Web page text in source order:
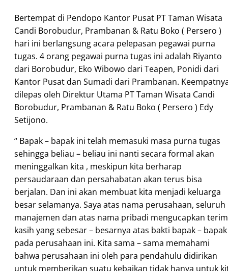
Bertempat di Pendopo Kantor Pusat PT Taman Wisata
Candi Borobudur, Prambanan & Ratu Boko ( Persero )
hari ini berlangsung acara pelepasan pegawai purna
tugas. 4 orang pegawai purna tugas ini adalah Riyanto
dari Borobudur, Eko Wibowo dari Teapen, Ponidi dari
Kantor Pusat dan Sumadi dari Prambanan.
dilepas oleh Direktur Utama PT Taman Wisata Candi
Borobudur, Prambanan & Ratu Boko ( Persero ) Edy
Setijono.
“ Bapak – bapak ini telah memasuki masa purna tugas
sehingga beliau – beliau ini nanti secara formal akan
meninggalkan kita , meskipun kita berharap
persaudaraan dan persahabatan akan terus bisa
berjalan. Dan ini akan membuat kita menjadi keluarga
besar selamanya. Saya atas nama perusahaan, seluruh
manajemen dan atas nama pribadi mengucapkan
kasih yang sebesar – besarnya atas bakti bapak – bapak
pada perusahaan ini. Kita sama – sama memahami
bahwa perusahaan ini oleh para pendahulu didirikan
untuk memberikan suatu kebaikan tidak hanya untuk